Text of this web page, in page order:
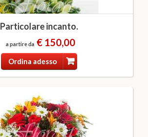
Particolare incanto.
a partire da € 150,00
Ordina adesso